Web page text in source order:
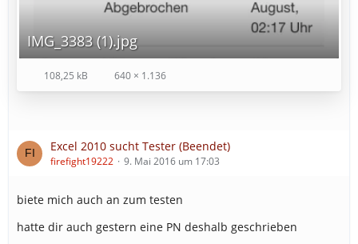
IMG_3383 (1).jpg
108,25 kB 640 × 1.136
Excel 2010 sucht Tester (Beendet)
firefight19222 9. Mai 2016 um 17:03
biete mich auch an zum testen
hatte dir auch gestern eine PN deshalb geschrieben